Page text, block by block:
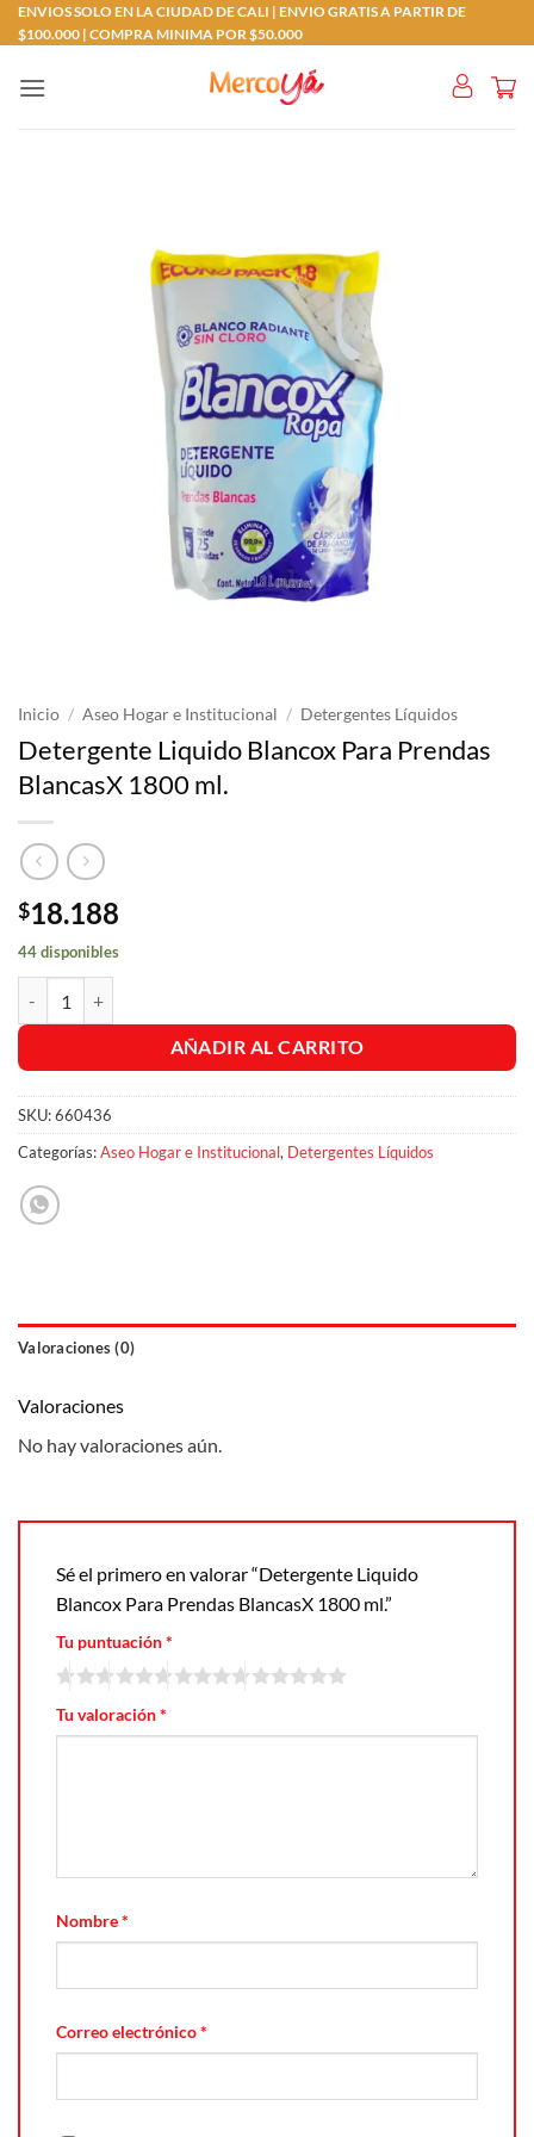
Saltar
al
ENVIOS SOLO EN LA CIUDAD DE CALI | ENVIO GRATIS A PARTIR DE
$100.000 | COMPRA MINIMA POR $50.000
Inicio / Aseo Hogar e Institucional / Detergentes Líquidos
Detergente Liquido Blancox Para Prendas
BlancasX 1800 ml.
$18.188
44 disponibles
AÑADIR AL CARRITO
SKU:660436
Categorías:Aseo Hogar e Institucional, Detergentes Líquidos
Valoraciones (0)
Valoraciones
No hay valoraciones aún.
Sé el primero en valorar “Detergente Liquido
Blancox Para Prendas BlancasX 1800 ml.”
Tu puntuación*
Tu valoración*
Nombre*
Correo electrónico*